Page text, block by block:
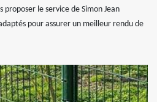
le service de Simon Jean
pour assurer un meilleur rendu de